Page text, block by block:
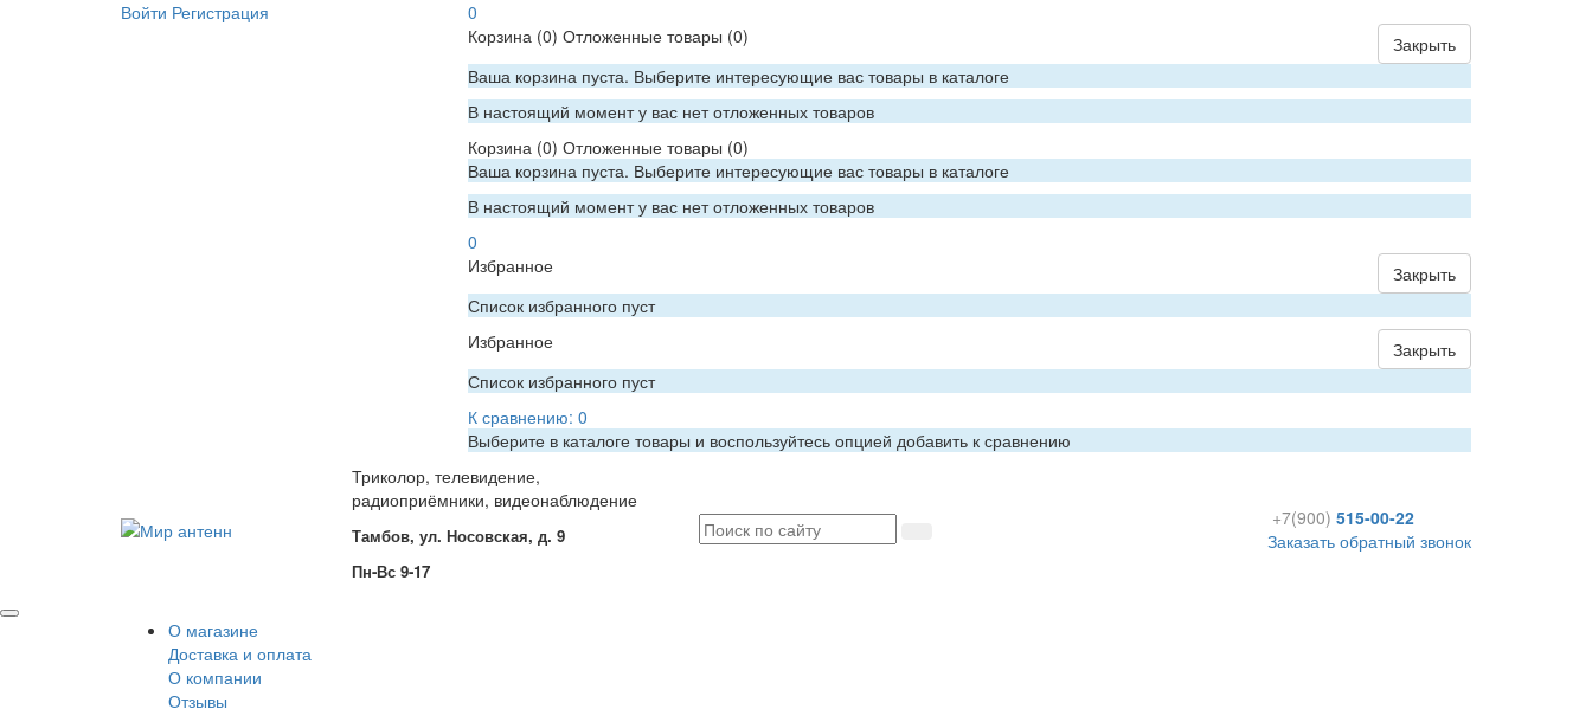
Войти Регистрация
0
Корзина(0) Отложенные товары (0)
Закрыть
Ваша корзина пуста. Выберите интересующие вас товары в каталоге
В настоящий момент у вас нет отложенных товаров
Корзина(0) Отложенные товары (0)
Ваша корзина пуста. Выберите интересующие вас товары в каталоге
В настоящий момент у вас нет отложенных товаров
0
Избранное
Закрыть
Список избранного пуст
Избранное
Закрыть
Список избранного пуст
К сравнению: 0
Выберите в каталоге товары и воспользуйтесь опцией добавить к сравнению
Триколор, телевидение,
радиоприёмники, видеонаблюдение
Тамбов, ул. Носовская, д. 9
Пн-Вс 9-17
+7(900) 515-00-22
Заказать обратный звонок
О магазине
Доставка и оплата
О компании
Отзывы